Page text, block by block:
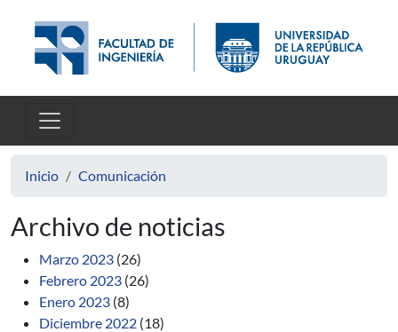
Inicio Comunicación
Archivo de noticias
Marzo 2023 (26)
Febrero 2023 (26)
Enero 2023 (8)
Diciembre 2022 (18)